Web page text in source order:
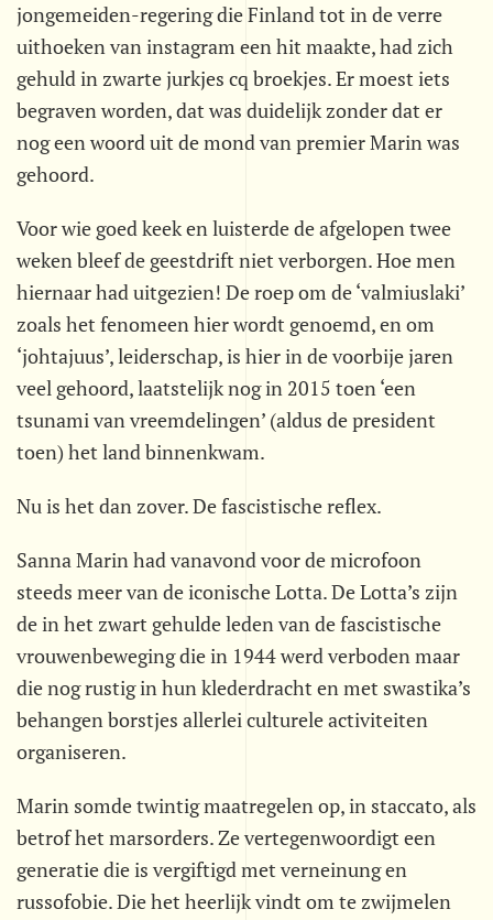
jongemeiden-regering die Finland tot in de verre
uithoeken van instagram een hit maakte, had zich
gehuld in zwarte jurkjes cq broekjes. Er moest iets
begraven worden, dat was duidelijk zonder dat er
nog een woord uit de mond van premier Marin was
gehoord.
Voor wie goed keek en luisterde de afgelopen twee
weken bleef de geestdrift niet verborgen. Hoe men
hiernaar had uitgezien! De roep om de ‘valmiuslaki’
zoals het fenomeen hier wordt genoemd, en om
‘johtajuus’, leiderschap, is hier in de voorbije jaren
veel gehoord, laatstelijk nog in 2015 toen ‘een
tsunami van vreemdelingen’ (aldus de president
toen) het land binnenkwam.
Nu is het dan zover. De fascistische reflex.
Sanna Marin had vanavond voor de microfoon
steeds meer van de iconische Lotta. De Lotta’s zijn
de in het zwart gehulde leden van de fascistische
vrouwenbeweging die in 1944 werd verboden maar
die nog rustig in hun klederdracht en met swastika’s
behangen borstjes allerlei culturele activiteiten
organiseren.
Marin somde twintig maatregelen op, in staccato, als
betrof het marsorders. Ze vertegenwoordigt een
generatie die is vergiftigd met verneinung en
russofobie. Die het heerlijk vindt om te zwijmelen